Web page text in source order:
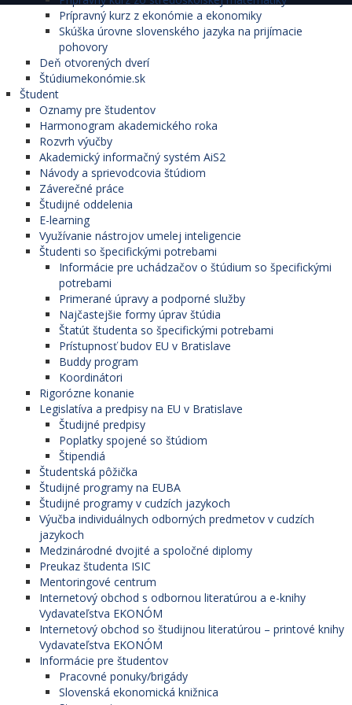
Prípravný kurz z ekonómie a ekonomiky
Skúška úrovne slovenského jazyka na prijímacie
pohovory
Deň otvorených dverí
Štúdiumekonómie.sk
Študent
Oznamy pre študentov
Harmonogram akademického roka
Rozvrh výučby
Akademický informačný systém AiS2
Návody a sprievodcovia štúdiom
Záverečné práce
Študijné oddelenia
E-learning
Využívanie nástrojov umelej inteligencie
Študenti so špecifickými potrebami
Informácie pre uchádzačov o štúdium so špecifickými
potrebami
Primerané úpravy a podporné služby
Najčastejšie formy úprav štúdia
Štatút študenta so špecifickými potrebami
Prístupnosť budov EU v Bratislave
Buddy program
Koordinátori
Rigorózne konanie
Legislatíva a predpisy na EU v Bratislave
Študijné predpisy
Poplatky spojené so štúdiom
Štipendiá
Študentská pôžička
Študijné programy na EUBA
Študijné programy v cudzích jazykoch
Výučba individuálnych odborných predmetov v cudzích
jazykoch
Medzinárodné dvojité a spoločné diplomy
Preukaz študenta ISIC
Mentoringové centrum
Internetový obchod s odbornou literatúrou a e-knihy
Vydavateľstva EKONÓM
Internetový obchod so študijnou literatúrou – printové knihy
Vydavateľstva EKONÓM
Informácie pre študentov
Pracovné ponuky/brigády
Slovenská ekonomická knižnica